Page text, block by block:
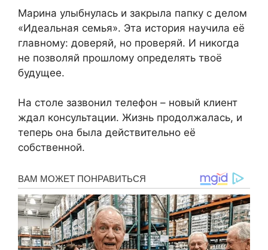
Марина улыбнулась и закрыла папку с делом
«Идеальная семья». Эта история научила её
главному: доверяй, но проверяй. И никогда
не позволяй прошлому определять твоё
будущее.
На столе зазвонил телефон – новый клиент
ждал консультации. Жизнь продолжалась, и
теперь она была действительно её
собственной.